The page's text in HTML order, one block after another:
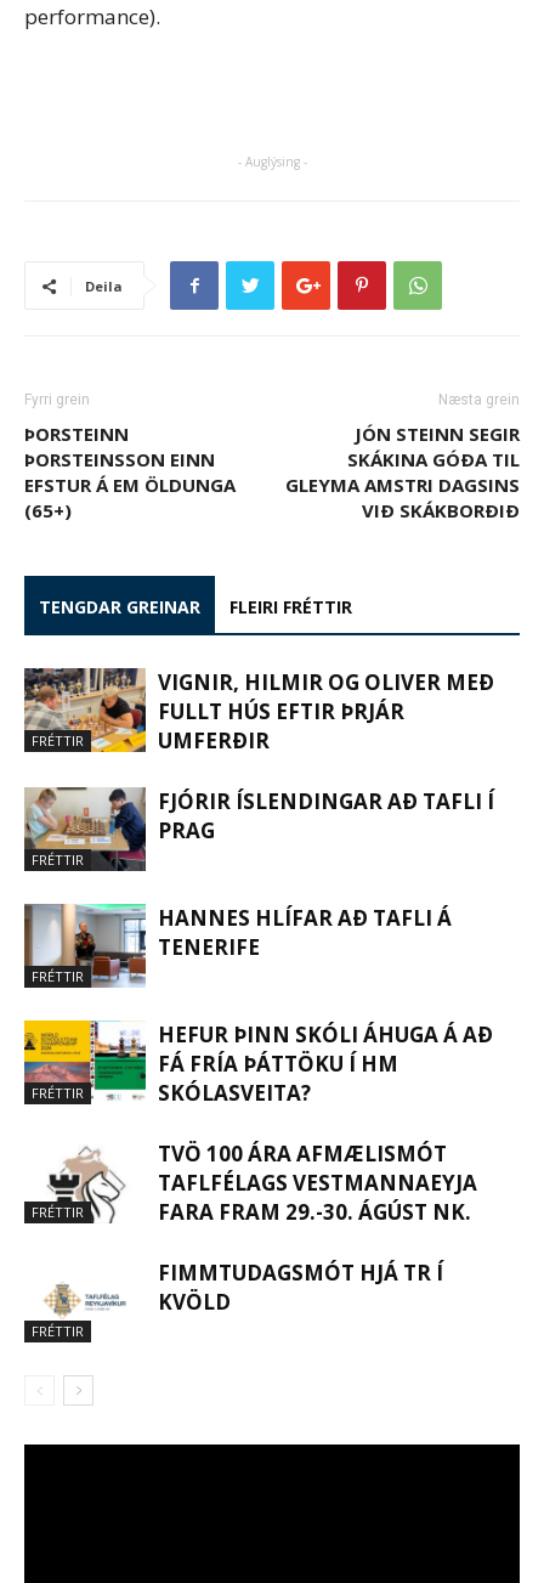
performance).
- Auglýsing -
Deila
Fyrri grein
ÞORSTEINN
ÞORSTEINSSON EINN
EFSTUR Á EM ÖLDUNGA
(65+)
Næsta grein
JÓN STEINN SEGIR
SKÁKINA GÓÐA TIL
GLEYMA AMSTRI DAGSINS
VIÐ SKÁKBORÐIÐ
TENGDAR GREINAR FLEIRI FRÉTTIR
FRÉTTIR
VIGNIR, HILMIR OG OLIVER MEÐ
FULLT HÚS EFTIR ÞRJÁR
UMFERÐIR
FRÉTTIR
FJÓRIR ÍSLENDINGAR AÐ TAFLI Í
PRAG
FRÉTTIR
HANNES HLÍFAR AÐ TAFLI Á
TENERIFE
FRÉTTIR
HEFUR ÞINN SKÓLI ÁHUGA Á AÐ
FÁ FRÍA ÞÁTTÖKU Í HM
SKÓLASVEITA?
FRÉTTIR
TVÖ 100 ÁRA AFMÆLISMÓT
TAFLFÉLAGS VESTMANNAEYJA
FARA FRAM 29.-30. ÁGÚST NK.
FRÉTTIR
FIMMTUDAGSMÓT HJÁ TR Í
KVÖLD